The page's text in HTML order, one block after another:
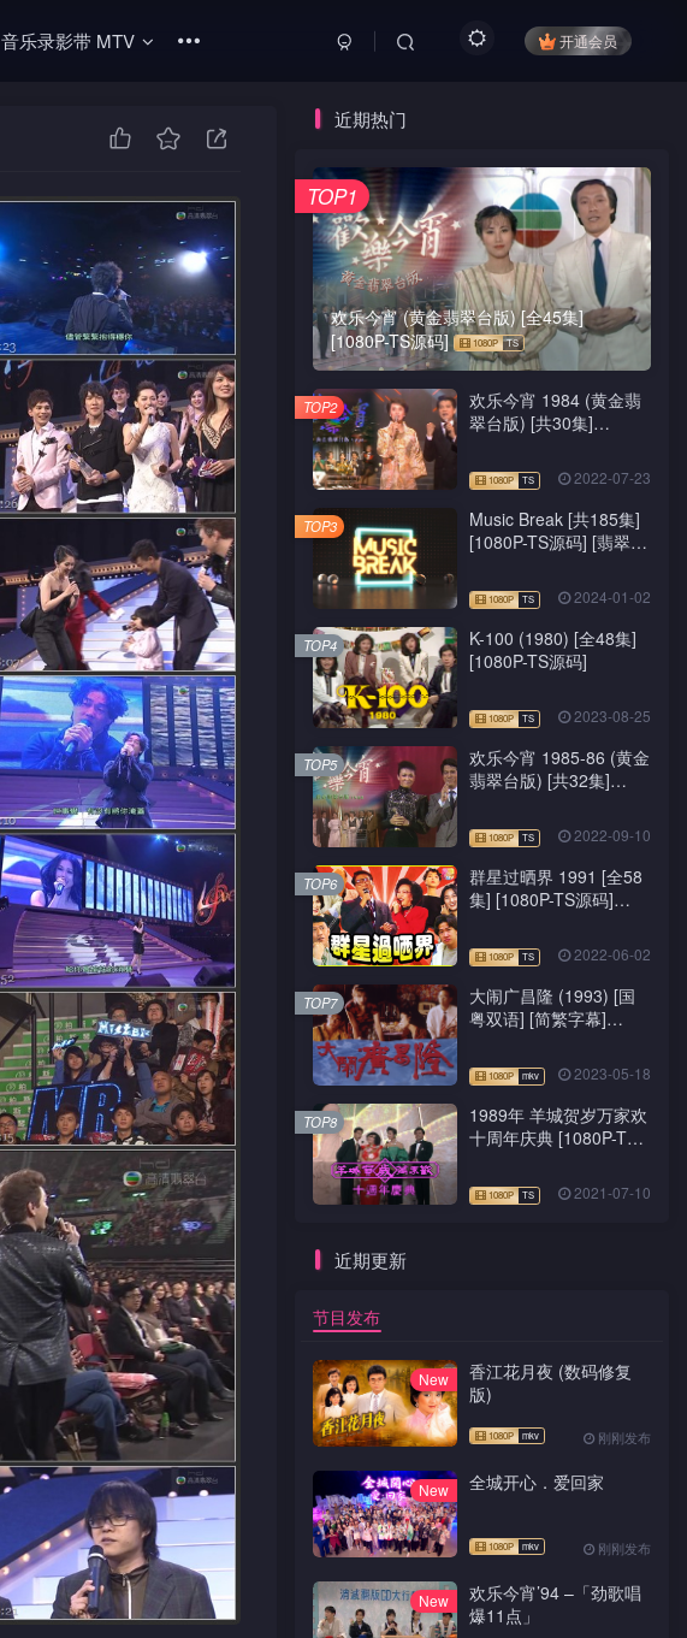
音乐录影带 MTV 开通会员
近期热门
欢乐今宵 (黄金翡翠台版) [全45集]
[1080P-TS源码]
TOP1
欢乐今宵 1984 (黄金翡
翠台版) [共30集]
2022-07-23
TOP2
Music Break [共185集]
[1080P-TS源码] [翡翠
2024-01-02
TOP3
K-100 (1980) [全48集]
[1080P-TS源码]
2023-08-25
TOP4
欢乐今宵 1985-86 (黄金
翡翠台版) [共32集]
2022-09-10
TOP5
群星过晒界 1991 [全58
集] [1080P-TS源码]
2022-06-02
TOP6
大闹广昌隆 (1993) [国
粤双语] [简繁字幕]
2023-05-18
TOP7
1989年 羊城贺岁万家欢
十周年庆典 [1080P-TS
2021-07-10
TOP8
近期更新
节目发布
New
香江花月夜 (数码修复
版)
刚刚发布
New 全城开心．爱回家
刚刚发布
New
欢乐今宵’94 –「劲歌唱
爆11点」